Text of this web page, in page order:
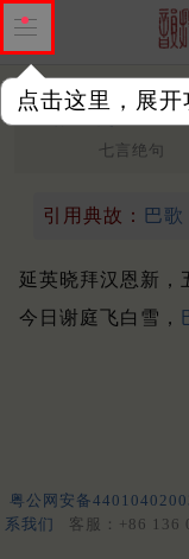
点击这里，展
酬文使君 中
七言绝句
引用典故： 巴歌
延英晓拜汉恩新，
今日谢庭飞白雪，
粤公网安备
系我们
客服：+86 136